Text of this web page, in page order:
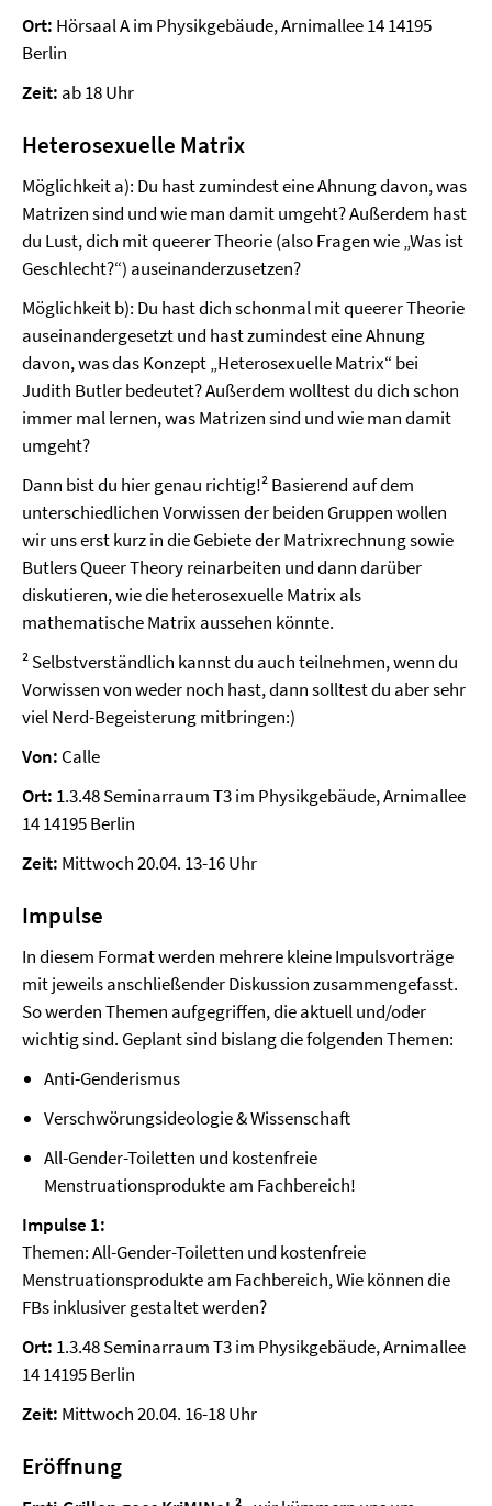
Ort: Hörsaal A im Physikgebäude, Arnimallee 14 14195
Berlin
Zeit: ab 18 Uhr
Heterosexuelle Matrix
Möglichkeit a): Du hast zumindest eine Ahnung davon, was
Matrizen sind und wie man damit umgeht? Außerdem hast
du Lust, dich mit queerer Theorie (also Fragen wie „Was ist
Geschlecht?“) auseinanderzusetzen?
Möglichkeit b): Du hast dich schonmal mit queerer Theorie
auseinandergesetzt und hast zumindest eine Ahnung
davon, was das Konzept „Heterosexuelle Matrix“ bei
Judith Butler bedeutet? Außerdem wolltest du dich schon
immer mal lernen, was Matrizen sind und wie man damit
umgeht?
Dann bist du hier genau richtig!² Basierend auf dem
unterschiedlichen Vorwissen der beiden Gruppen wollen
wir uns erst kurz in die Gebiete der Matrixrechnung sowie
Butlers Queer Theory reinarbeiten und dann darüber
diskutieren, wie die heterosexuelle Matrix als
mathematische Matrix aussehen könnte.
² Selbstverständlich kannst du auch teilnehmen, wenn du
Vorwissen von weder noch hast, dann solltest du aber sehr
viel Nerd-Begeisterung mitbringen:)
Von: Calle
Ort: 1.3.48 Seminarraum T3 im Physikgebäude, Arnimallee
14 14195 Berlin
Zeit: Mittwoch 20.04. 13-16 Uhr
Impulse
In diesem Format werden mehrere kleine Impulsvorträge
mit jeweils anschließender Diskussion zusammengefasst.
So werden Themen aufgegriffen, die aktuell und/oder
wichtig sind. Geplant sind bislang die folgenden Themen:
Anti-Genderismus
Verschwörungsideologie & Wissenschaft
All-Gender-Toiletten und kostenfreie
Menstruationsprodukte am Fachbereich!
Impulse 1:
Themen: All-Gender-Toiletten und kostenfreie
Menstruationsprodukte am Fachbereich, Wie können die
FBs inklusiver gestaltet werden?
Ort: 1.3.48 Seminarraum T3 im Physikgebäude, Arnimallee
14 14195 Berlin
Zeit: Mittwoch 20.04. 16-18 Uhr
Eröffnung